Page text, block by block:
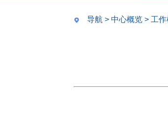
导航 > 中心概览 > 工